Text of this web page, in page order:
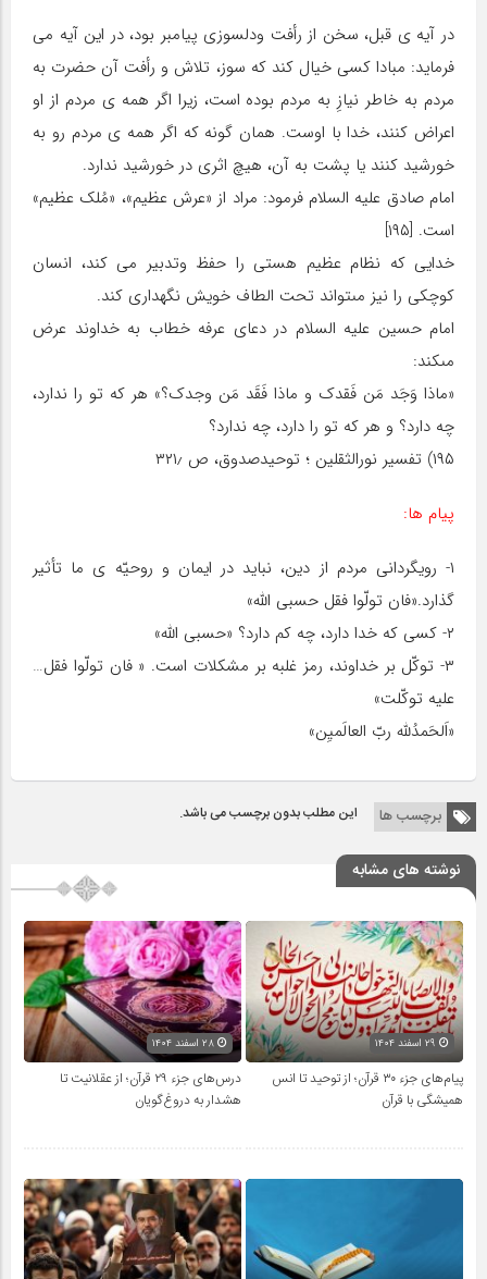
در آیه‏ ى قبل، سخن از رأفت ودلسوزى پیامبر بود، در این آیه مى‏
فرماید: مبادا کسى خیال کند که سوز، تلاش و رأفت آن حضرت به
مردم به خاطر نیازِ به مردم بوده است، زیرا اگر همه ‏ى مردم از او
اعراض کنند، خدا با اوست. همان گونه که اگر همه ‏ى مردم رو به
خورشید کنند یا پشت به آن، هیچ اثرى در خورشید ندارد.
امام صادق‏ علیه السلام فرمود: مراد از «عرش عظیم»، «مُلک عظیم»
است. [۱۹۵]
خدایى که نظام عظیم هستى را حفظ وتدبیر مى‏ کند، انسان
کوچکى را نیز مى‏تواند تحت الطاف خویش نگهدارى کند.
امام حسین‏ علیه السلام در دعاى عرفه خطاب به خداوند عرض
مى‏کند:
«ماذا وَجَد مَن فَقدک و ماذا فَقَد مَن وجدک؟» هر که تو را ندارد،
چه دارد؟ و هر که تو را دارد، چه ندارد؟
۱۹۵) تفسیر نورالثقلین ؛ توحیدصدوق، ص ۳۲۱٫
پیام ها:
۱- رویگردانى مردم از دین، نباید در ایمان و روحیّه‏ ى ما تأثیر
گذارد.«فان تولّوا فقل حسبى اللَّه»
۲- کسى که خدا دارد، چه کم دارد؟ «حسبى اللَّه»
۳- توکّل بر خداوند، رمز غلبه بر مشکلات است. « فان تولّوا فقل…
علیه توکّلت»
«اَلحَمدُللَّه‏ ربّ‏ العالَمیِن»
برچسب ها این مطلب بدون برچسب می باشد.
نوشته های مشابه
پیام‌های جزء ۳۰ قرآن؛ از توحید تا انس
همیشگی با قرآن
درس‌های جزء ۲۹ قرآن؛ از عقلانیت تا
هشدار به دروغ‌گویان